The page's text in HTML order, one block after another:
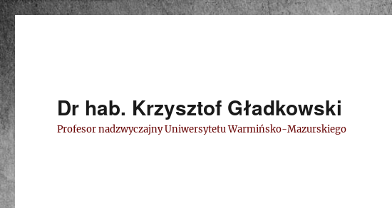
Dr hab. Krzysztof Gładkowski
Profesor nadzwyczajny Uniwersytetu Warmińsko-Mazurskiego